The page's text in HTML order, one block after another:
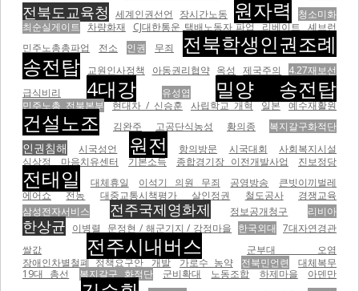
전북도교육청 세계인권선언 장시간노동 원자력
청소미화
최순실게이트
차량화재 CJ대한통운 택배노동자 파업 리베이트 셰브런
민주노총총파업
전소 인권 무죄
전북학생인권조례
송전탑 교원인사정책 아동권리협약 옥성 제국주의
4.27재보선
급식비리
4대강 유성엽 밀양 송전탑
민주노총 전북본부 현대차 / 신승훈 사립학교 개혁 일본 예수재활원
건설노조 김완주 고공단식농성 황의종 복지갈구화적단
인권침해 시국성언 원전 항의방문 시국대회
사회복지시설
심상정
마음치유센터 기본소득 종합경기장 이전개발사업 진보정당
전태일 대체휴일 이석기 의원 무죄 공영방송
큰빗이끼벌레
에어쇼
전농 대중교통시책평가 살인정권 철도공사
경쟁교육
삼성전자서비스
전주국제영화제 정보공개청구 리비아
한상균 이병렬 문정현 / 해군기지 / 강정마을 한국외대 7대자연경관
쌀값
전주시내버스
군부대 오염
장애인차별철폐 정책요구안
개발 가로수 농약 전북민언련
대체복무
19대 총선
복지갈구 화적단 군비확대 노동조합 하제마을
아덴만